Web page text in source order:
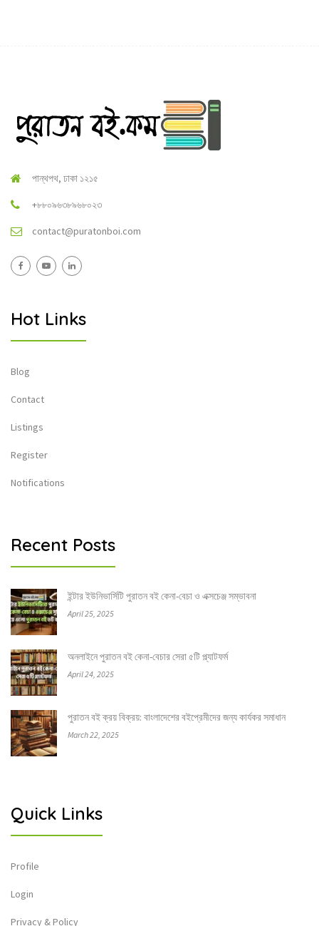
পান্থপথ, ঢাকা ১২১৫
+৮৮০৯৬৩৮৯৬৮০২৩
contact@puratonboi.com
Hot Links
Blog
Contact
Listings
Register
Notifications
Recent Posts
ইন্টার ইউনিভার্সিটি পুরাতন বই কেনা-বেচা ও এক্সচেঞ্জ সম্ভাবনা
April 25, 2025
অনলাইনে পুরাতন বই কেনা-বেচার সেরা ৫টি প্ল্যাটফর্ম
April 24, 2025
পুরাতন বই ক্রয় বিক্রয়: বাংলাদেশের বইপ্রেমীদের জন্য কার্যকর সমাধান
March 22, 2025
Quick Links
Profile
Login
Privacy & Policy